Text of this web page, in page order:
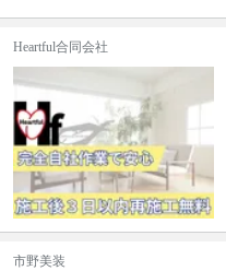
Heartful合同会社
市野美装